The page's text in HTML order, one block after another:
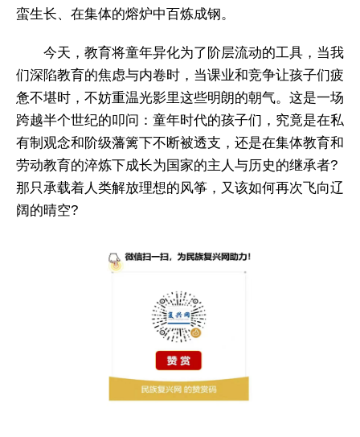
蛮生长、在集体的熔炉中百炼成钢。
今天，教育将童年异化为了阶层流动的工具，当我
们深陷教育的焦虑与内卷时，当课业和竞争让孩子们疲
惫不堪时，不妨重温光影里这些明朗的朝气。这是一场
跨越半个世纪的叩问：童年时代的孩子们，究竟是在私
有制观念和阶级藩篱下不断被透支，还是在集体教育和
劳动教育的淬炼下成长为国家的主人与历史的继承者?
那只承载着人类解放理想的风筝，又该如何再次飞向辽
阔的晴空?